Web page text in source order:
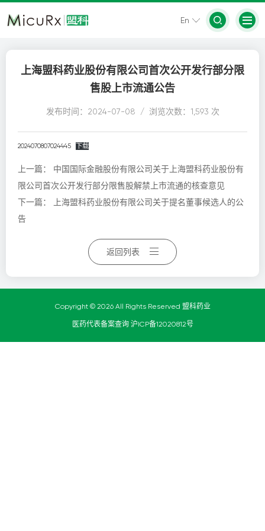
En
上海盟科药业股份有限公司首次公开发行部分限
售股上市流通公告
发布时间：2024-07-08 / 浏览次数：1,593 次
2024070807024445 下载
上一篇： 中国国际金融股份有限公司关于上海盟科药业股份有
限公司首次公开发行部分限售股解禁上市流通的核查意见
下一篇：
上海盟科药业股份有限公司关于提名董事候选人的公
告
返回列表
Copyright © 2026 All Rights Reserved 盟科药业
医药代表备案查询 沪ICP备12020812号